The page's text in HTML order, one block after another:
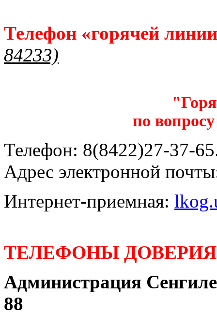
Телефон «горячей
84233)
по
Телефон: 8(8422)27-37-
Адрес электронной
Интернет-приемная:
ТЕЛЕФОНЫ
Администрация
88